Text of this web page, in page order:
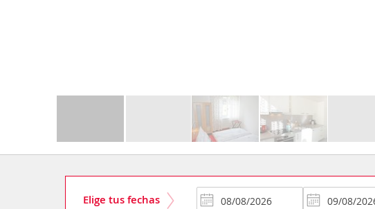
Elige tus fechas